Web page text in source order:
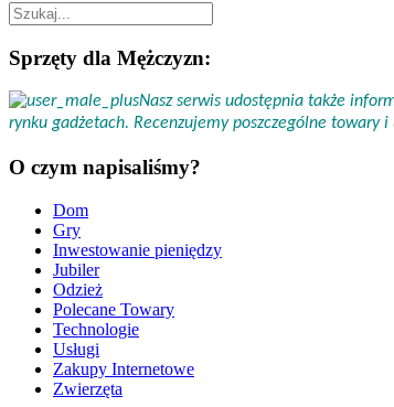
Sprzęty dla Mężczyzn:
Nasz serwis udostępnia także
rynku gadżetach. Recenzujemy poszczególne
O czym napisaliśmy?
Dom
Gry
Inwestowanie pieniędzy
Jubiler
Odzież
Polecane Towary
Technologie
Usługi
Zakupy Internetowe
Zwierzęta